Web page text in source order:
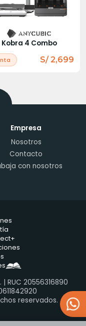
Kobra 4 Combo
S/ 2,699
Empresa
Nosotros
Contacto
con nosotros
RUC 20556316890
reservados.